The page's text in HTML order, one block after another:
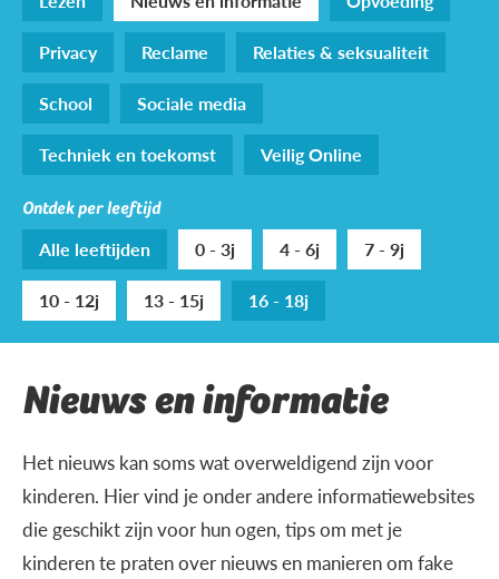
Privacy
Reclame
Relaties & seksualiteit
School
Sociale media
Techniek en toekomst
Veilig Online
Ontdek per leeftijd
Alle leeftijden 0 - 3j 4 - 6j
7 - 9j
10 - 12j
13 - 15j 16 - 18j
Nieuws en informatie
Het nieuws kan soms wat overweldigend zijn voor
kinderen. Hier vind je onder andere informatiewebsites
die geschikt zijn voor hun ogen, tips om met je
kinderen te praten over nieuws en manieren om fake